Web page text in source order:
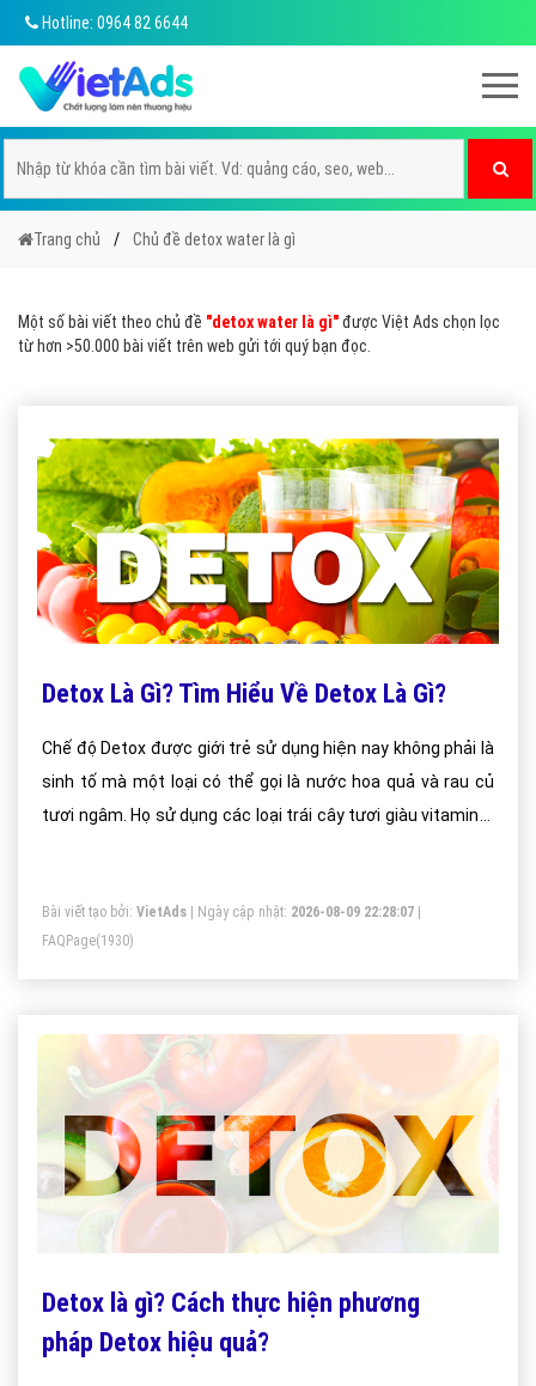
Hotline: 0964 82 6644
Trang chủ Chủ đề detox water là gì
Một số bài viết theo chủ đề "detox water là gì"được Việt Ads chọn lọc
từ hơn >50.000 bài viết trên web gửi tới quý bạn đọc.
Detox Là Gì? Tìm Hiểu Về Detox Là Gì?
Chế độ Detox được giới trẻ sử dụng hiện nay không phải là
sinh tố mà một loại có thể gọi là nước hoa quả và rau củ
tươi ngâm. Họ sử dụng các loại trái cây tươi giàu vitamin C
Bài viết tạo bởi: VietAds | Ngày cập nhật: 2026-08-09 22:28:07
FAQPage(1930)
Detox là gì? Cách thực hiện phương
pháp Detox hiệu quả?